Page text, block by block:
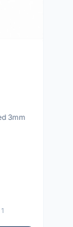
3mm